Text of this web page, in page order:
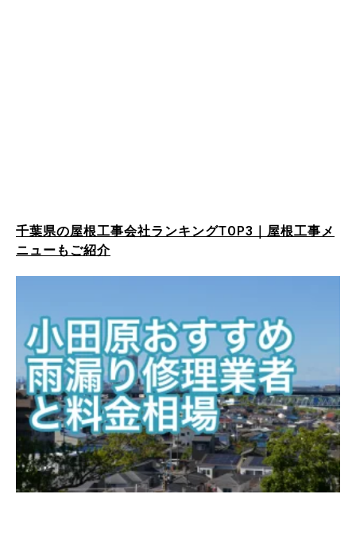
千葉県の屋根工事会社ランキングTOP3｜屋根工事メ
ニューもご紹介